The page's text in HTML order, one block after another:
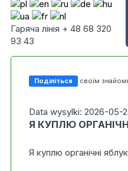
Гаряча лінія + 48 68 320
93 43
Поділіться своїм
Data wysylki: 2026-05-
Я КУПЛЮ
Я куплю органічні